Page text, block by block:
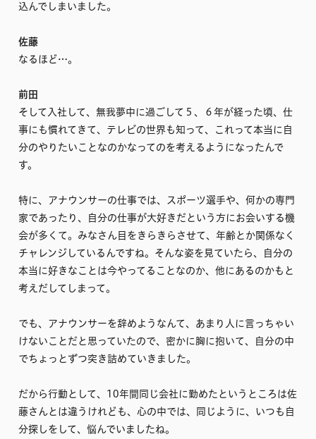
込んでしまいました。
佐藤
なるほど…。
前田
そして入社して、無我夢中に過ごして５、６年が経った頃、仕
事にも慣れてきて、テレビの世界も知って、これって本当に自
分のやりたいことなのかなってのを考えるようになったんで
す。
特に、アナウンサーの仕事では、スポーツ選手や、何かの専門
家であったり、自分の仕事が大好きだという方にお会いする機
会が多くて。みなさん目をきらきらさせて、年齢とか関係なく
チャレンジしているんですね。そんな姿を見ていたら、自分の
本当に好きなことは今やってることなのか、他にあるのかもと
考えだしてしまって。
でも、アナウンサーを辞めようなんて、あまり人に言っちゃい
けないことだと思っていたので、密かに胸に抱いて、自分の中
でちょっとずつ突き詰めていきました。
だから行動として、10年間同じ会社に勤めたというところは佐
藤さんとは違うけれども、心の中では、同じように、いつも自
分探しをして、悩んでいましたね。